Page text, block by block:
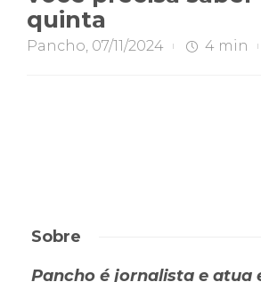
quinta
Pancho, 07/11/2024 4 min
Sobre
Pancho é jornalista e atua